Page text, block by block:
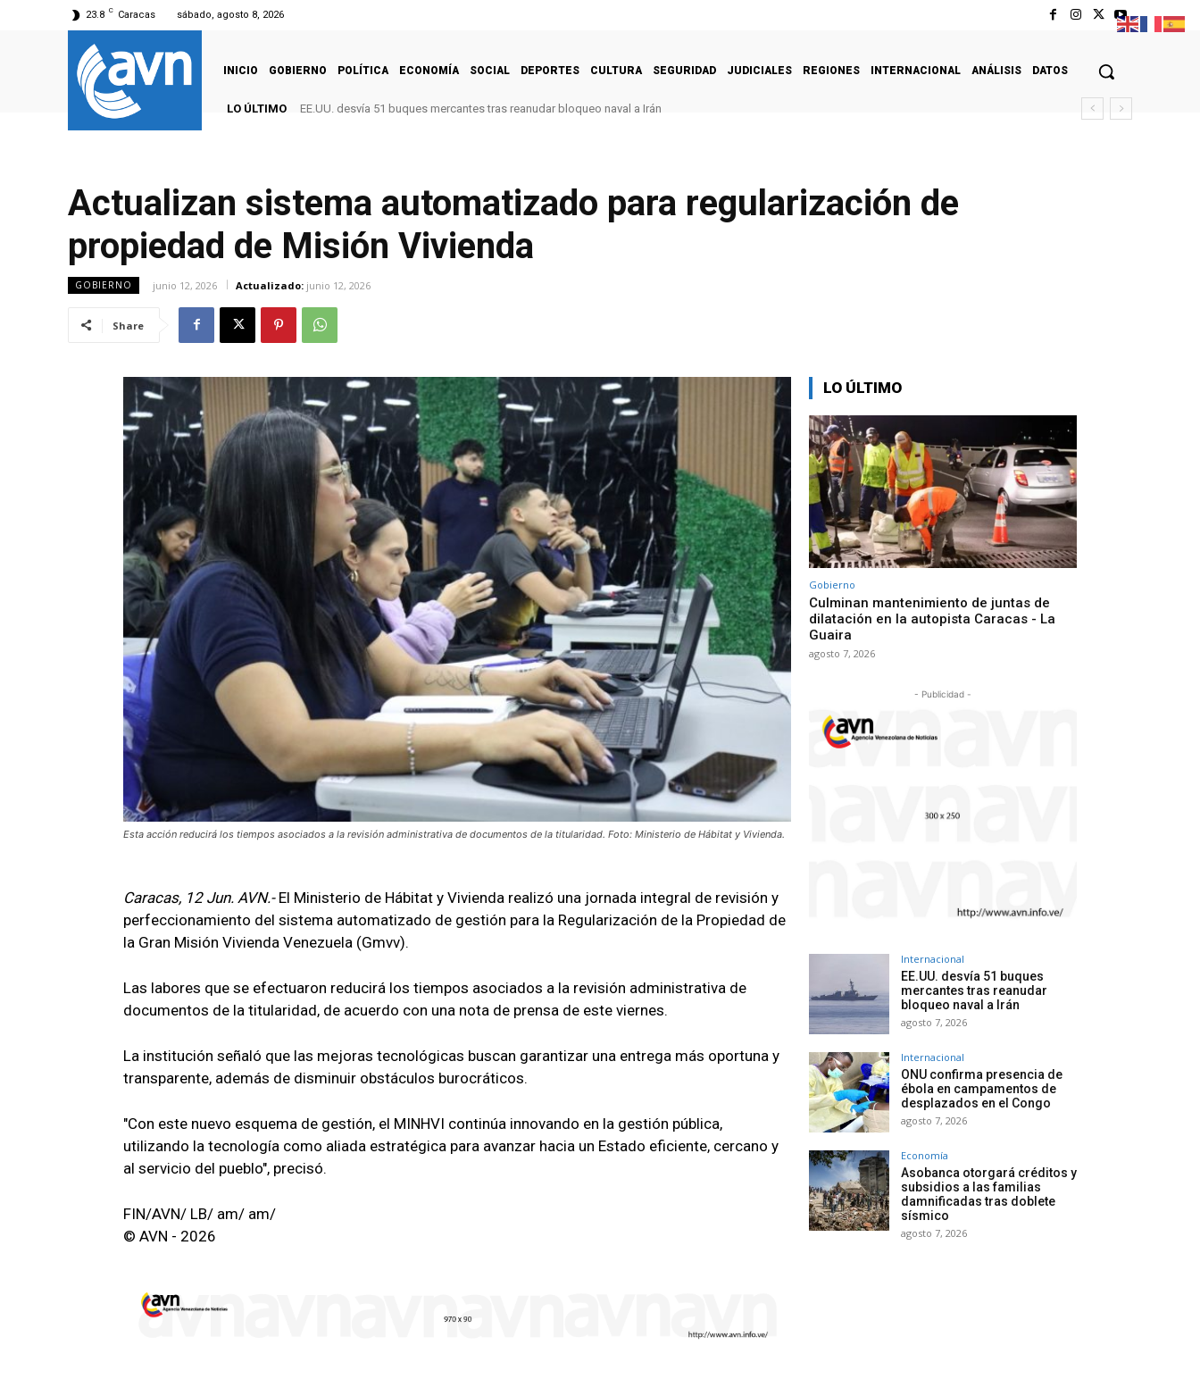
23.8 C Caracas sábado, agosto 8, 2026
INICIO GOBIERNO POLÍTICA ECONOMÍA SOCIAL DEPORTES CULTURA SEGURIDAD JUDICIALES REGIONES INTERNACIONAL ANÁLISIS DATOS
LO ÚLTIMO EE.UU. desvía 51 buques mercantes tras reanudar bloqueo naval a Irán
Actualizan sistema automatizado para regularización de
propiedad de Misión Vivienda
GOBIERNO junio 12, 2026 Actualizado: junio 12, 2026
Share
Esta acción reducirá los tiempos asociados a la revisión administrativa de documentos de la titularidad. Foto: Ministerio de Hábitat y Vivienda.
Caracas, 12 Jun. AVN.- El Ministerio de Hábitat y Vivienda realizó una jornada integral de revisión y
perfeccionamiento del sistema automatizado de gestión para la Regularización de la Propiedad de
la Gran Misión Vivienda Venezuela (Gmvv).
Las labores que se efectuaron reducirá los tiempos asociados a la revisión administrativa de
documentos de la titularidad, de acuerdo con una nota de prensa de este viernes.
La institución señaló que las mejoras tecnológicas buscan garantizar una entrega más oportuna y
transparente, además de disminuir obstáculos burocráticos.
"Con este nuevo esquema de gestión, el MINHVI continúa innovando en la gestión pública,
utilizando la tecnología como aliada estratégica para avanzar hacia un Estado eficiente, cercano y
al servicio del pueblo", precisó.
FIN/AVN/ LB/ am/ am/
© AVN - 2026
LO ÚLTIMO
Gobierno
Culminan mantenimiento de juntas de
dilatación en la autopista Caracas - La
Guaira
agosto 7, 2026
- Publicidad -
Internacional
EE.UU. desvía 51 buques
mercantes tras reanudar
bloqueo naval a Irán
agosto 7, 2026
Internacional
ONU confirma presencia de
ébola en campamentos de
desplazados en el Congo
agosto 7, 2026
Economía
Asobanca otorgará créditos y
subsidios a las familias
damnificadas tras doblete
sísmico
agosto 7, 2026